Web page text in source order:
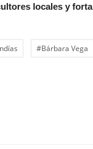
locales y
#Bárbara Vega